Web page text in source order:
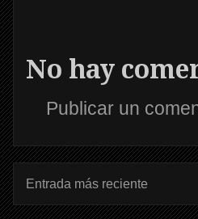
No hay
Publicar un
Entrada más reciente